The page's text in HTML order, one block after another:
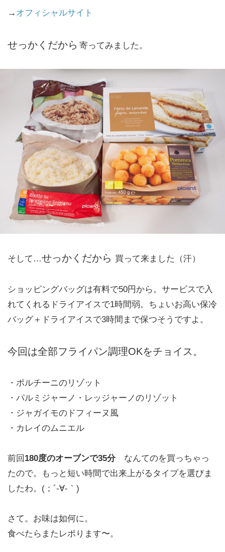
→ オフィシャルサイト
せっかくだから 寄ってみました。
そして…せっかくだから 買って来ました（汗）
ショッピングバッグは有料で50円から。サービスで入
れてくれるドライアイスで1時間弱。ちょいお高い保冷
バッグ＋ドライアイスで3時間まで保つそうですよ。
今回は全部フライパン調理OKをチョイス。
・ポルチーニのリゾット
・パルミジャーノ・レッジャーノのリゾット
・ジャガイモのドフィーヌ風
・カレイのムニエル
前回 180度のオーブンで35分 なんてのを買っちゃっ
たので。もっと短い時間で出来上がるタイプを選びま
したわ。(；´-∀-｀)ゞ
さて。お味は如何に。
食べたらまたレポります〜。